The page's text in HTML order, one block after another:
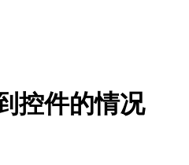
控件的情况